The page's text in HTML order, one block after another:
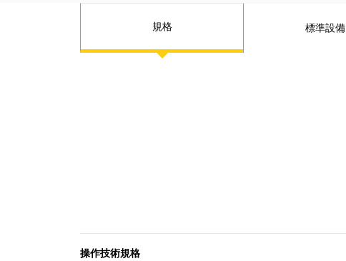
規格 標準設備
操作技術規格